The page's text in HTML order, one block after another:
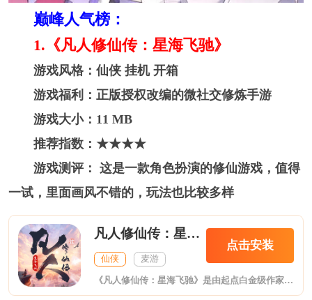
巅峰人气榜：
1.《凡人修仙传：星海飞驰》
游戏风格：仙侠 挂机 开箱
游戏福利：正版授权改编的微社交修炼手游
游戏大小：11 MB
推荐指数：★★★★
游戏测评： 这是一款角色扮演的修仙游戏，值得
一试，里面画风不错的，玩法也比较多样
凡人修仙传：星海飞驰
仙侠 麦游
点击安装
《凡人修仙传：星海飞驰》是由起点白金级作家忘语同名小说《凡人修仙传》正版授权改编的微社交组团修炼手游，游戏充分还原小说内庞大浩瀚的修仙体系，以组团模式连接道友与道友之间的缘法，比肩共赴坎坷难行的修仙之路。坚信只要像韩立那样拥有不曾动摇的修仙之心，所有道友终将超凡脱世登峰造极！